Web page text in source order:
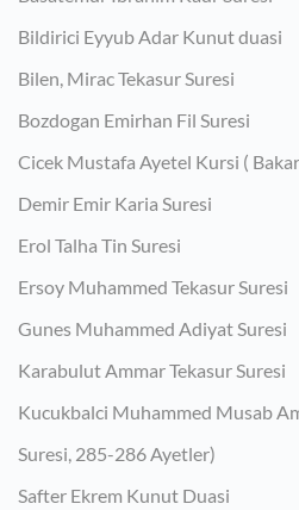
Bildirici Eyyub Adar Kunut duasi
Bilen, Mirac Tekasur Suresi
Bozdogan Emirhan Fil Suresi
Cicek Mustafa Ayetel Kursi (
Demir Emir Karia Suresi
Erol Talha Tin Suresi
Ersoy Muhammed Tekasur Suresi
Gunes Muhammed Adiyat Suresi
Karabulut Ammar Tekasur Suresi
Kucukbalci Muhammed Musab
Suresi, 285-286 Ayetler)
Safter Ekrem Kunut Duasi